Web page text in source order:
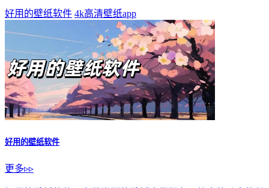
下载
喜欢
好用的壁纸软件 4k高清壁纸app